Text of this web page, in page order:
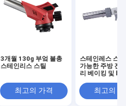
3개월 130g 부엌 불총
스테인리스 스틸
최고의 가격
스테인레스 스
가능한 주방 전
리 베이킹 및
최고의